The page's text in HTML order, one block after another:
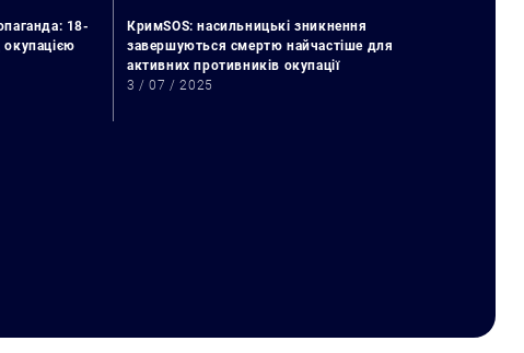
18-
окупацією
КримSOS: насильницькі зникнення
завершуються смертю найчастіше для
активних противників окупації
3 / 07 / 2025